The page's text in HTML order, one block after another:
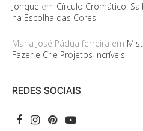
Jonque em Círculo Cromático:
na Escolha das Cores
Maria José Pádua ferreira em
Fazer e Crie Projetos Incríveis
REDES SOCIAIS